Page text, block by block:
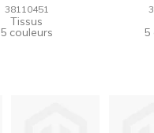
38110451
Tissus
5 couleurs 5